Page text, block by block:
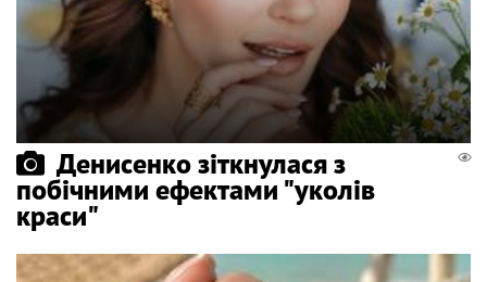
Денисенко зіткнулася з
побічними ефектами "уколів
краси"